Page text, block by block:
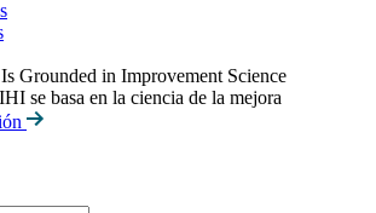
se basa en la ciencia de la mejora